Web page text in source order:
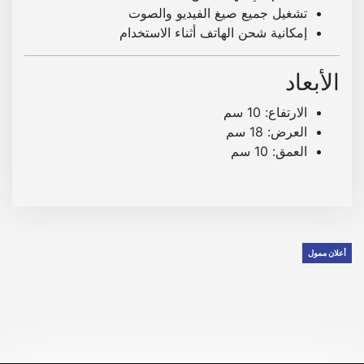
تشغيل جميع صيغ الفيديو والصوت
إمكانية شحن الهاتف أثناء الاستخدام
الأبعاد
الارتفاع: 10 سم
العرض: 18 سم
العمق: 10 سم
أعلان ممول